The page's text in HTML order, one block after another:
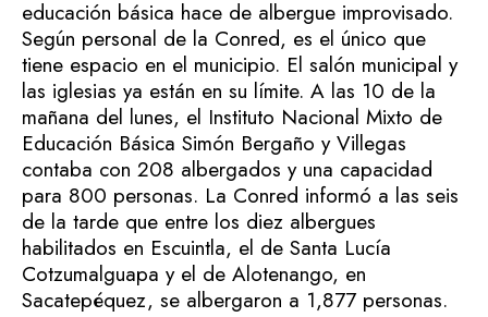
educación básica hace de albergue improvisado.
Según personal de la Conred, es el único que
tiene espacio en el municipio. El salón municipal y
las iglesias ya están en su límite. A las 10 de la
mañana del lunes, el Instituto Nacional Mixto de
Educación Básica Simón Bergaño y Villegas
contaba con 208 albergados y una capacidad
para 800 personas. La Conred informó a las seis
de la tarde que entre los diez albergues
habilitados en Escuintla, el de Santa Lucía
Cotzumalguapa y el de Alotenango, en
Sacatepéquez, se albergaron a 1,877 personas.